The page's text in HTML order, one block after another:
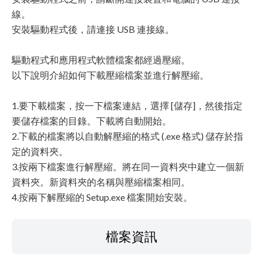
線。
安裝驅動程式後，請連接 USB 連接線。
驅動程式和應用程式軟體檔案都經過壓縮。
以下說明介紹如何下載壓縮檔案並進行解壓縮。
1.要下載檔案，按一下檔案連結，選擇 [儲存]，然後指定
要儲存檔案的目錄。下載將自動開始。
2.下載的檔案將以自動解壓縮的格式 (.exe 格式) 儲存於指
定的資料夾。
3.按兩下檔案進行解壓縮。將在同一資料夾中建立一個新
資料夾。新資料夾的名稱與壓縮檔案相同。
4.按兩下解壓縮的 Setup.exe 檔案開始安裝。
檔案資訊